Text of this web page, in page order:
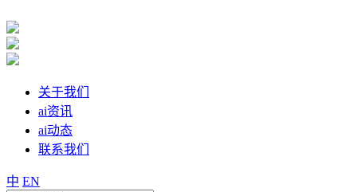
关于我们
ai资讯
ai动态
联系我们
中 EN